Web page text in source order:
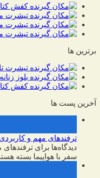
کفش
تیشرت
تیشرت
تیشرت
برترین ها
تیشرت
بلوز
کفش
آخرین پست ها
ترفندهای مهم و کاربردی
دیدگاه‌ها برای ترفندهای
سفر با هواپیما بسته